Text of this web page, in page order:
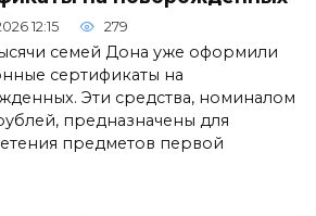
12:15 279
семей Дона уже оформили
сертификаты на
Эти средства, номиналом
предназначены для
предметов первой